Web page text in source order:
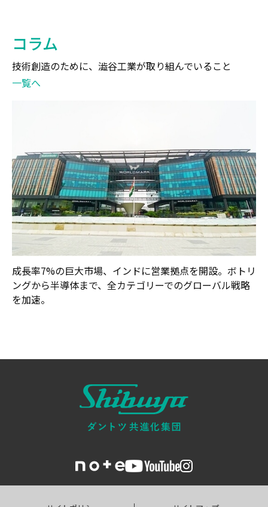
コラム
技術創造のために、澁谷工業が取り組んでいること
一覧へ
成長率7%の巨大市場、インドに営業拠点を開設。ボトリ
ングから半導体まで、全カテゴリーでのグローバル戦略
を加速。